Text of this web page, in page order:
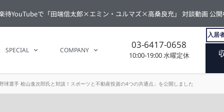
待YouTubeで「田端信太郎×エミン・ユルマズ×高桑良充」 対談動画 公開
SPECIAL COMPANY 03-6417-0658
10:00-19:00 水曜定休
入居
球選手 桧山進次郎氏と対談！スポーツと不動産投資の4つの共通点」を公開しました